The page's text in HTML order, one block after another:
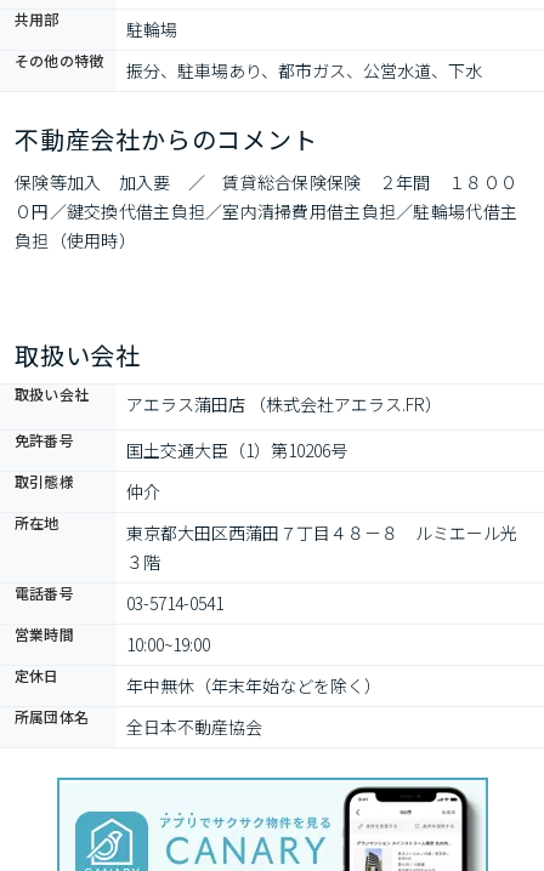
共用部 駐輪場
その他の特徴 振分、駐車場あり、都市ガス、公営水道、下水
不動産会社からのコメント
保険等加入　加入要　／　賃貸総合保険保険　２年間　１８００
０円／鍵交換代借主負担／室内清掃費用借主負担／駐輪場代借主
負担（使用時）
取扱い会社
取扱い会社 アエラス蒲田店 （株式会社アエラス.FR）
免許番号 国土交通大臣（1）第10206号
取引態様 仲介
所在地
東京都大田区西蒲田７丁目４８－８　ルミエール光
３階
電話番号 03-5714-0541
営業時間 10:00~19:00
定休日 年中無休（年末年始などを除く）
所属団体名 全日本不動産協会